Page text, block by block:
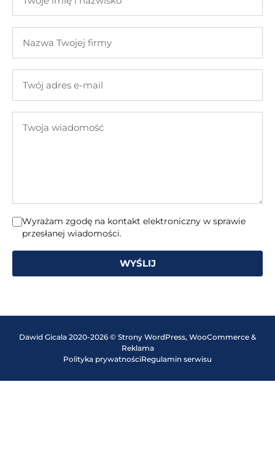
imię
nazwisko
Twojej
adres
mail
wiadomość
Wyrażam zgodę na kontakt elektroniczny w sprawie
przesłanej wiadomości.
WYŚLIJ
Dawid Gicala 2020-2026 © Strony WordPress, WooCommerce &
Reklama
Polityka prywatnościRegulamin serwisu